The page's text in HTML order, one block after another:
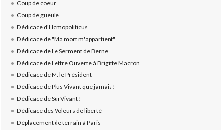
Coup de coeur
Coup de gueule
Dédicace d'Homopoliticus
Dédicace de "Ma mort m'appartient"
Dédicace de Le Serment de Berne
Dédicace de Lettre Ouverte à Brigitte Macron
Dédicace de M. le Président
Dédicace de Plus Vivant que jamais !
Dédicace de SurVivant !
Dédicace des Voleurs de liberté
Déplacement de terrain à Paris